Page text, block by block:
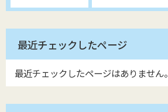
最近チェックしたページ
最近チェックしたページはありません。